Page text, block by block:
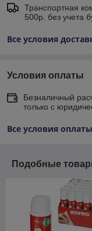
Транспортная
500р. без учета
Все условия
Условия оплаты
Безналичный
только с
Все условия оплаты
Подобные